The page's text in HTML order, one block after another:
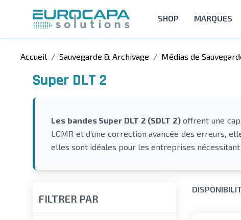
SHOP
MARQUES
Accueil / Sauvegarde & Archivage / Médias de
Super DLT 2
Les bandes Super DLT 2 (SDLT 2)offrent une
LGMR et d’une correction avancée des erreurs,
elles sont idéales pour les entreprises
FILTRER PAR